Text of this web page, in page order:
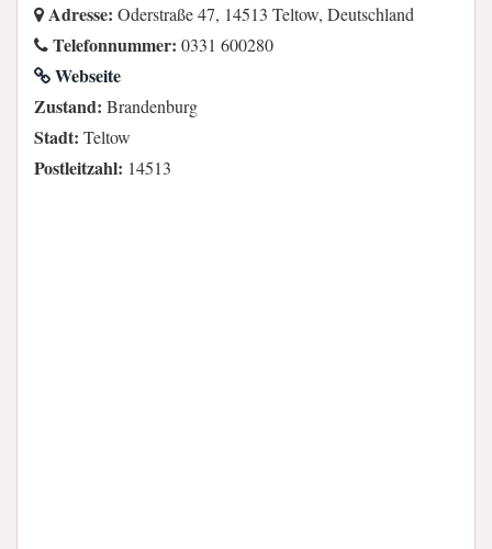
Adresse: Oderstraße 47, 14513 Teltow, Deutschland
Telefonnummer: 0331 600280
Webseite
Zustand: Brandenburg
Stadt: Teltow
Postleitzahl: 14513